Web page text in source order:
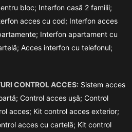
bloc; Interfon casă 2 familii;
acces cu cod; Interfon acces
Interfon apartament cu
Acces interfon cu telefonul;
CONTROL ACCES: Sistem acces
Control acces ușă; Control
acces; Kit control acces exterior;
acces cu cartelă; Kit control